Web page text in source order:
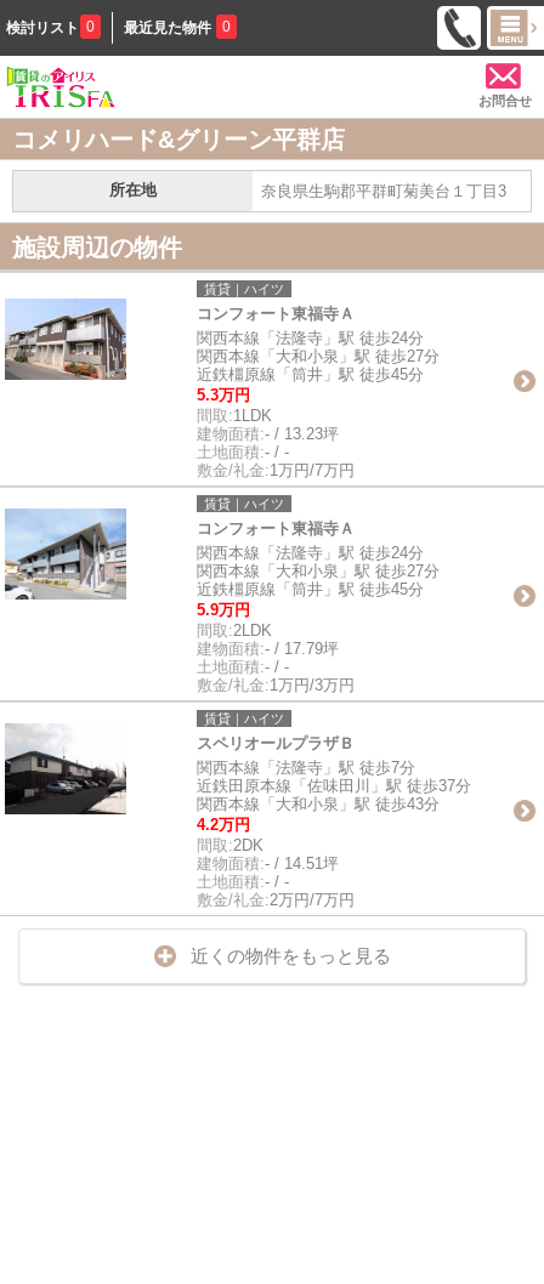
検討リスト 0 最近見た物件 0
お問合せ
コメリハード&グリーン平群店
所在地 奈良県生駒郡平群町菊美台１丁目3
施設周辺の物件
賃貸｜ハイツ
コンフォート東福寺Ａ
関西本線「法隆寺」駅 徒歩24分
関西本線「大和小泉」駅 徒歩27分
近鉄橿原線「筒井」駅 徒歩45分
5.3万円
間取:1LDK
建物面積:- / 13.23坪
土地面積:- / -
敷金/礼金:1万円/7万円
賃貸｜ハイツ
コンフォート東福寺Ａ
関西本線「法隆寺」駅 徒歩24分
関西本線「大和小泉」駅 徒歩27分
近鉄橿原線「筒井」駅 徒歩45分
5.9万円
間取:2LDK
建物面積:- / 17.79坪
土地面積:- / -
敷金/礼金:1万円/3万円
賃貸｜ハイツ
スペリオールプラザＢ
関西本線「法隆寺」駅 徒歩7分
近鉄田原本線「佐味田川」駅 徒歩37分
関西本線「大和小泉」駅 徒歩43分
4.2万円
間取:2DK
建物面積:- / 14.51坪
土地面積:- / -
敷金/礼金:2万円/7万円
近くの物件をもっと見る